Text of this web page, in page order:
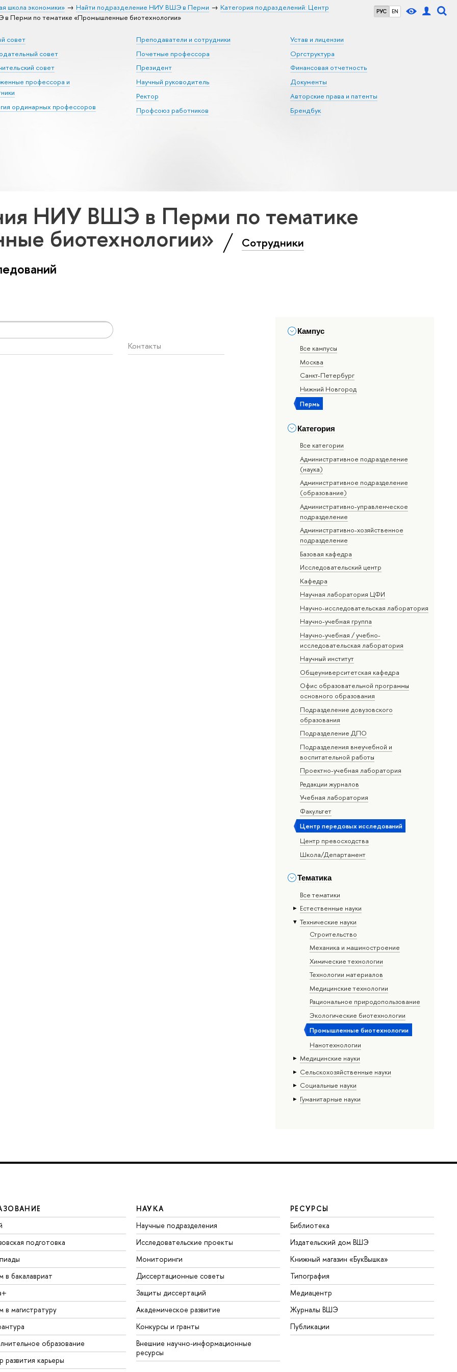
РУС EN
школа экономики» Найти подразделение НИУ ВШЭ в Перми
Категория подразделений: Центр
Перми по тематике «Промышленные биотехнологии»
совет
совет
совет
профессора и
ординарных профессоров
Преподаватели и сотрудники
Почетные профессора
Президент
Научный руководитель
Ректор
Профсоюз работников
Устав и лицензии
Оргструктура
Финансовая отчетность
Документы
Авторские права и патенты
Брендбук
НИУ ВШЭ в Перми по тематике
биотехнологии» Сотрудники
Кампус
Все кампусы
Москва
Санкт-Петербург
Нижний Новгород
Пермь
Категория
Все категории
Административное подразделение
(наука)
Административное подразделение
(образование)
Административно-управленческое
подразделение
Административно-хозяйственное
подразделение
Базовая кафедра
Исследовательский центр
Кафедра
Научная лаборатория ЦФИ
Научно-исследовательская лаборатория
Научно-учебная группа
Научно-учебная / учебно-
исследовательская лаборатория
Научный институт
Общеуниверситетская кафедра
Офис образовательной программы
основного образования
Подразделение довузовского
образования
Подразделение ДПО
Подразделения внеучебной и
воспитательной работы
Проектно-учебная лаборатория
Редакции журналов
Учебная лаборатория
Факультет
Центр передовых исследований
Центр превосходства
Школа/Департамент
Тематика
Все тематики
Естественные науки
Тех­ничес­кие науки
Строительство
Механика и машиностроение
Химические технологии
Технологии материалов
Медицинские технологии
Рациональное природопользование
Экологические биотехнологии
Промышленные биотехнологии
Нанотехнологии
Медицинские науки
Сельскохозяйственные науки
Социальные науки
Гуманитарные науки
Контакты
подготовка
в бакалавриат
в магистратуру
образование
развития карьеры
НАУКА
Научные подразделения
Исследовательские проекты
Мониторинги
Диссертационные советы
Защиты диссертаций
Академическое развитие
Конкурсы и гранты
Внешние научно-информационные
ресурсы
РЕСУРСЫ
Библиотека
Издательский дом ВШЭ
Книжный магазин «БукВышка»
Типография
Медиацентр
Журналы ВШЭ
Публикации